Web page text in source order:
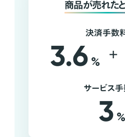
商品が売れた
決済手数
3.6 % +
サービス
3 %